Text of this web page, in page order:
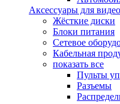
Аксессуары для
Жёсткие диски
Блоки питания
Сетевое
Кабельная
показать все
Пульты
Разъемы